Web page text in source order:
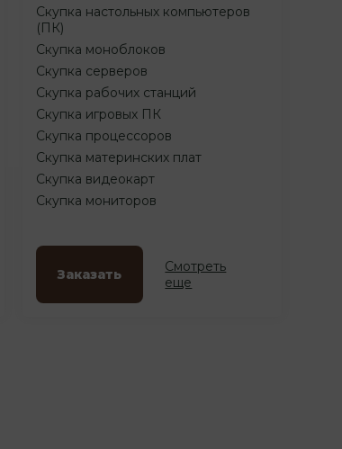
Скупка настольных компьютеров
(ПК)
Скупка моноблоков
Скупка серверов
Скупка рабочих станций
Скупка игровых ПК
Скупка процессоров
Скупка материнских плат
Скупка видеокарт
Скупка мониторов
Заказать
Смотреть
еще